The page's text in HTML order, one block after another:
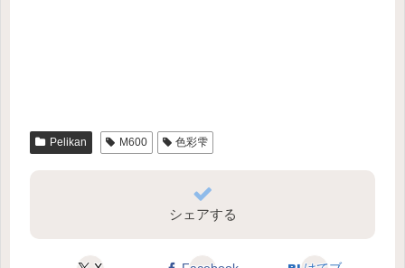
Pelikan M600 色彩雫
シェアする